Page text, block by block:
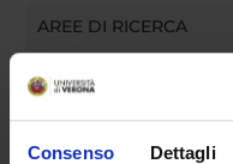
Consenso Dettagli
AREE DI RICERCA
DOTTORATI DI RICERCA